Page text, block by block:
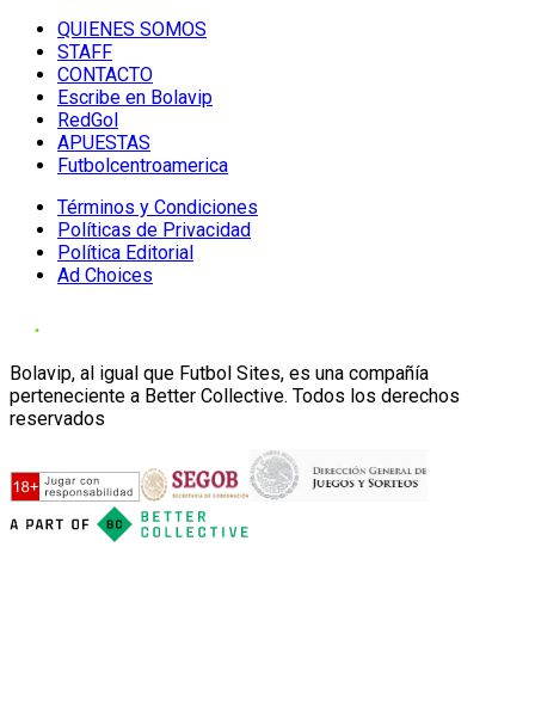
QUIENES SOMOS
STAFF
CONTACTO
Escribe en Bolavip
RedGol
APUESTAS
Futbolcentroamerica
Términos y Condiciones
Políticas de Privacidad
Política Editorial
Ad Choices
Bolavip, al igual que Futbol Sites, es una compañía
perteneciente a Better Collective. Todos los derechos
reservados